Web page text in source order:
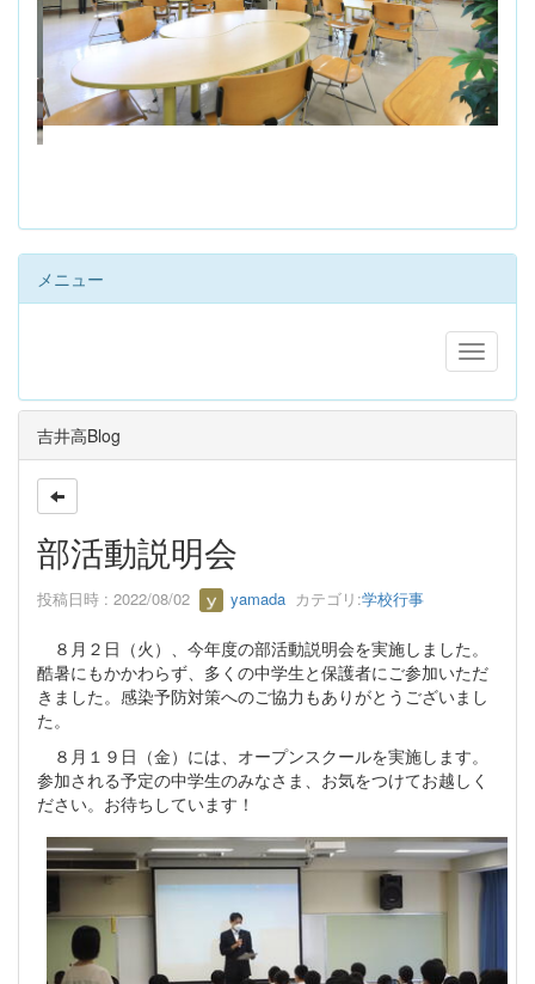
メニュー
吉井高Blog
部活動説明会
投稿日時 : 2022/08/02 yamada カテゴリ:学校行事
８月２日（火）、今年度の部活動説明会を実施しました。
酷暑にもかかわらず、多くの中学生と保護者にご参加いただ
きました。感染予防対策へのご協力もありがとうございまし
た。
８月１９日（金）には、オープンスクールを実施します。
参加される予定の中学生のみなさま、お気をつけてお越しく
ださい。お待ちしています！